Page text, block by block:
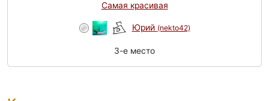
Самая красивая
Юрий (nekto42)
3-e место